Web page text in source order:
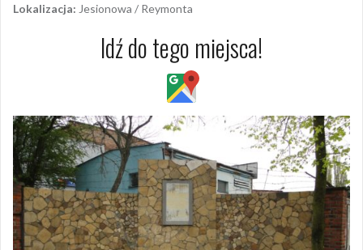
Lokalizacja: Jesionowa / Reymonta
Idź do tego miejsca!